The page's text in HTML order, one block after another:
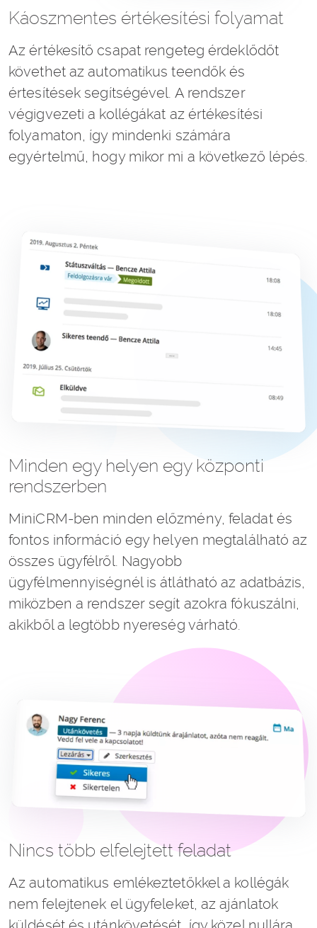
Káoszmentes értékesítési folyamat
Az értékesítő csapat rengeteg érdeklődőt
követhet az automatikus teendők és
értesítések segítségével. A rendszer
végigvezeti a kollégákat az értékesítési
folyamaton, így mindenki számára
egyértelmű, hogy mikor mi a következő lépés.
Minden egy helyen egy központi
rendszerben
MiniCRM-ben minden előzmény, feladat és
fontos információ egy helyen megtalálható az
összes ügyfélről. Nagyobb
ügyfélmennyiségnél is átlátható az adatbázis,
miközben a rendszer segít azokra fókuszálni,
akikből a legtöbb nyereség várható.
Nincs több elfelejtett feladat
Az automatikus emlékeztetőkkel a kollégák
nem felejtenek el ügyfeleket, az ajánlatok